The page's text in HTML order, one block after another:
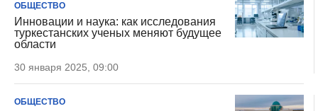
ОБЩЕСТВО
Инновации и наука: как исследования
туркестанских ученых меняют будущее
области
30 января 2025, 09:00
ОБЩЕСТВО